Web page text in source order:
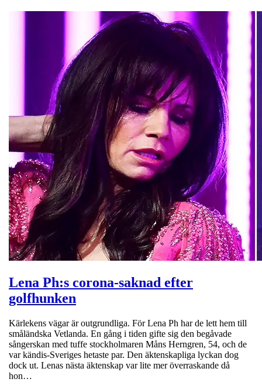
Lena Ph:s corona-saknad efter
golfhunken
Kärlekens vägar är outgrundliga. För Lena Ph har de lett hem till
småländska Vetlanda. En gång i tiden gifte sig den begåvade
sångerskan med tuffe stockholmaren Måns Herngren, 54, och de
var kändis-Sveriges hetaste par. Den äktenskapliga lyckan dog
dock ut. Lenas nästa äktenskap var lite mer överraskande då
hon…